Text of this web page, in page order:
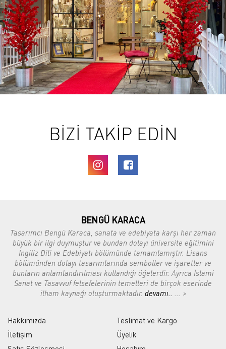
BİZİ TAKİP EDİN
BENGÜ KARACA
Tasarımcı Bengü Karaca, sanata ve edebiyata karşı her zaman
büyük bir ilgi duymuştur ve bundan dolayı üniversite eğitimini
İngiliz Dili ve Edebiyatı bölümünde tamamlamıştır. Lisans
bölümünden dolayı tasarımlarında semboller ve işaretler ve
bunların anlamlandırılması kullandığı öğelerdir. Ayrıca İslami
Sanat ve Tasavvuf felsefelerinin temelleri de birçok eserinde
ilham kaynağı oluşturmaktadır. devamı.. ... >
Hakkımızda
İletişim
Teslimat ve Kargo
Üyelik